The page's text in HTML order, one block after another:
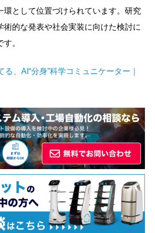
環として位置づけられています。研究
術的な発表や社会実装に向けた検討に
。
る、AI“分身”科学コミュニケーター｜